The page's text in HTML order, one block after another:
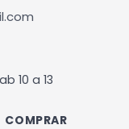
producto
10 a 13
COMPRAR